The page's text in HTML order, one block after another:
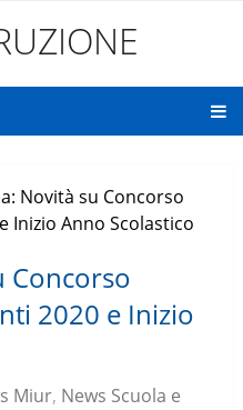
Novità su Concorso
Inizio Anno Scolastico
Concorso
2020 e Inizio
Miur, News Scuola e